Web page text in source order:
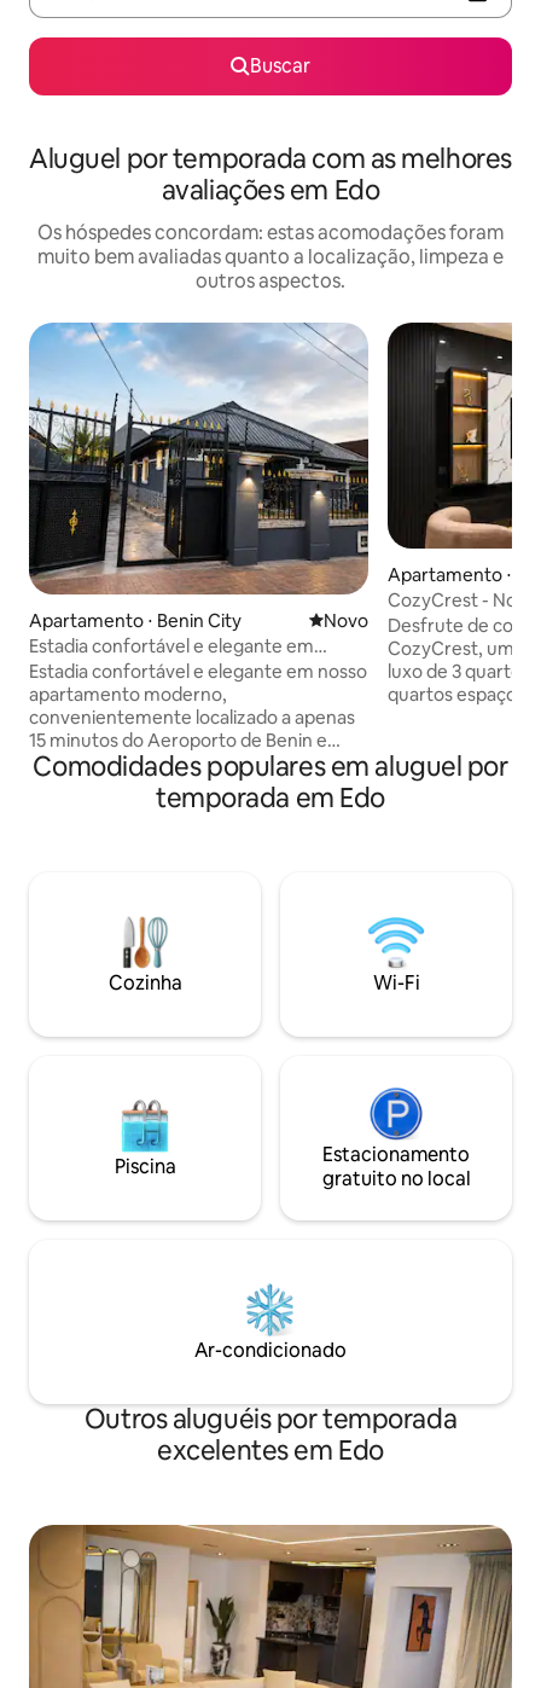
Buscar
Aluguel por temporada com as melhores
avaliações em Edo
Os hóspedes concordam: estas acomodações foram
muito bem avaliadas quanto a localização, limpeza e
outros aspectos.
Apartamento ⋅ Benin City Novo lugar para ficar
Novo
Estadia confortável e elegante em
apartamento moderno.
Estadia confortável e elegante em nosso
apartamento moderno,
convenientemente localizado a apenas
15 minutos do Aeroporto de Benin e
perto da Airport Road, uma das áreas
mais acessíveis e vibrantes da cidade de
espaçosos, uma área de estar
aconchegante, uma cozinha totalmente
equipada, Wi-Fi de alta velocidade,
Smart TV, ar-condicionado e eletricidade
energia de reserva
Apartamento ⋅
CozyCrest -
quartos - Akure
Desfrute de
CozyCrest, um
luxo de 3 quartos em
quartos
segurança 24h. Localizado em um bairro
tranquilo e
estacionamento
Máquina de Lavar Roupa
12 kVa com
15 kVa.
Comodidades populares em aluguel por
temporada em Edo
Cozinha Wi-Fi
Piscina
Estacionamento
gratuito no local
Ar-condicionado
Outros aluguéis por temporada
excelentes em Edo